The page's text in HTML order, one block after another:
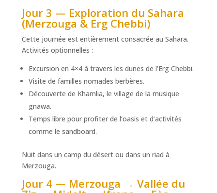
Jour 3 — Exploration du Sahara
(Merzouga & Erg Chebbi)
Cette journée est entièrement consacrée au Sahara.
Activités optionnelles :
Excursion en 4×4 à travers les dunes de l’Erg Chebbi.
Visite de familles nomades berbères.
Découverte de Khamlia, le village de la musique
gnawa.
Temps libre pour profiter de l’oasis et d’activités
comme le sandboard.
Nuit dans un camp du désert ou dans un riad à
Merzouga.
Jour 4 — Merzouga → Vallée du